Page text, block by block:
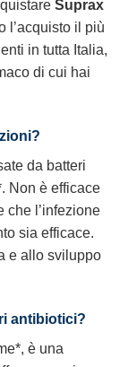
Suprax
l’acquisto il più
in tutta Italia,
di cui hai
da batteri
Non è efficace
che l’infezione
sia efficace.
e allo sviluppo
antibiotici?
è una